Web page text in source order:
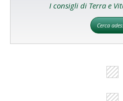
I consigli di Terra e
Cerca